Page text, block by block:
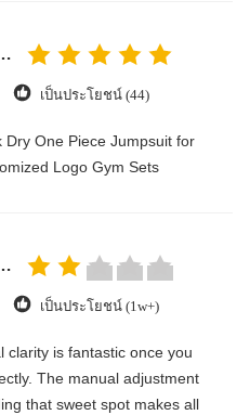
Rod 1.2mm thickness with plastic final
เป็นประโยชน์ (44)
Dry One Piece Jumpsuit for
Logo Gym Sets
Rod 1.2mm thickness with plastic final
เป็นประโยชน์ (1w+)
clarity is fantastic once you
The manual adjustment
that sweet spot makes all